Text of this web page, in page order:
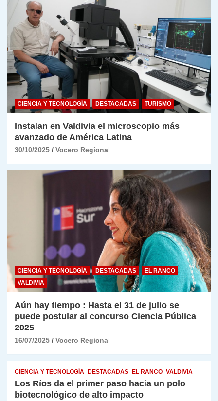
CIENCIA Y TECNOLOGÍA DESTACADAS TURISMO
Instalan en Valdivia el microscopio más
avanzado de América Latina
30/10/2025 Vocero Regional
CIENCIA Y TECNOLOGÍA DESTACADAS
EL RANCO
VALDIVIA
Aún hay tiempo : Hasta el 31 de julio se
puede postular al concurso Ciencia Pública
2025
16/07/2025 Vocero Regional
CIENCIA Y TECNOLOGÍA DESTACADAS EL RANCO VALDIVIA
Los Ríos da el primer paso hacia un polo
biotecnológico de alto impacto